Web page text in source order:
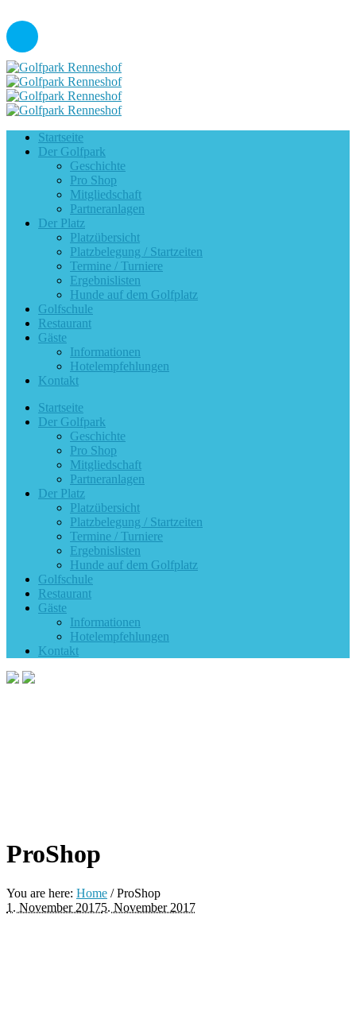
Startseite
Der Golfpark
Geschichte
Pro Shop
Mitgliedschaft
Partneranlagen
Der Platz
Platzübersicht
Platzbelegung / Startzeiten
Termine / Turniere
Ergebnislisten
Hunde auf dem Golfplatz
Golfschule
Restaurant
Gäste
Informationen
Hotelempfehlungen
Kontakt
Startseite
Der Golfpark
Geschichte
Pro Shop
Mitgliedschaft
Partneranlagen
Der Platz
Platzübersicht
Platzbelegung / Startzeiten
Termine / Turniere
Ergebnislisten
Hunde auf dem Golfplatz
Golfschule
Restaurant
Gäste
Informationen
Hotelempfehlungen
Kontakt
ProShop
You are here: Home /ProShop
1. November 20175. November 2017